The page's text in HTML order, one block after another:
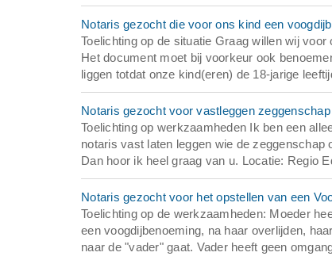
Notaris gezocht die voor ons kind een
Toelichting op de situatie Graag willen wij
Het document moet bij voorkeur ook
liggen totdat onze kind(eren) de 18-jarige
Notaris gezocht voor vastleggen
Toelichting op werkzaamheden Ik ben een
notaris vast laten leggen wie de
Dan hoor ik heel graag van u. Locatie: Regio
Notaris gezocht voor het opstellen van een
Toelichting op de werkzaamheden: Moeder
een voogdijbenoeming, na haar overlijden,
naar de "vader" gaat. Vader heeft geen